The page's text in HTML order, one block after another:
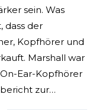
sein. Was
dass der
Kopfhörer und
Marshall war
Ear-Kopfhörer
zur…